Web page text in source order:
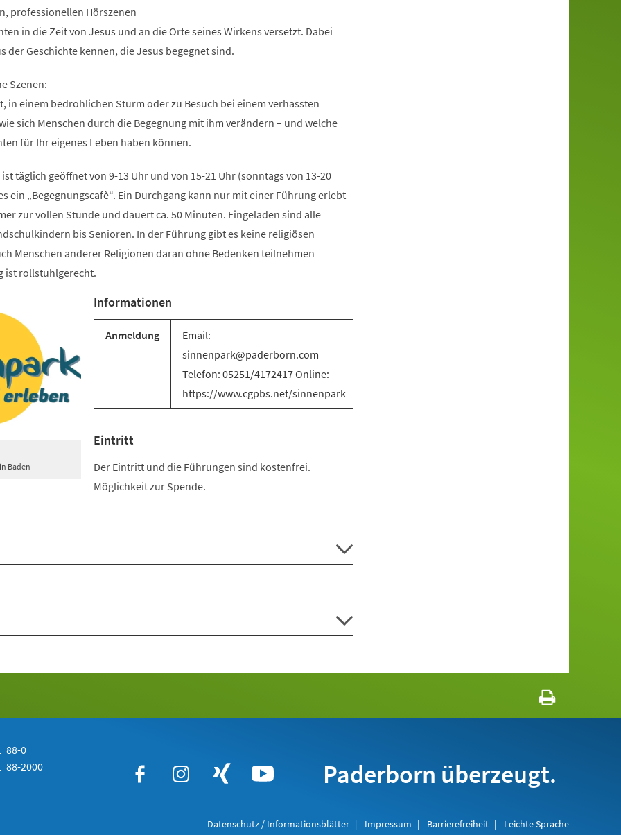
professionellen Hörszenen
in die Zeit von Jesus und an die Orte seines Wirkens versetzt. Dabei
der Geschichte kennen, die Jesus begegnet sind.
Szenen:
in einem bedrohlichen Sturm oder zu Besuch bei einem verhassten
sich Menschen durch die Begegnung mit ihm verändern – und welche
für Ihr eigenes Leben haben können.
täglich geöffnet von 9-13 Uhr und von 15-21 Uhr (sonntags von 13-20
ein „Begegnungscafè“. Ein Durchgang kann nur mit einer Führung erlebt
zur vollen Stunde und dauert ca. 50 Minuten. Eingeladen sind alle
bis Senioren. In der Führung gibt es keine religiösen
Menschen anderer Religionen daran ohne Bedenken teilnehmen
ist rollstuhlgerecht.
Baden
Informationen
Anmeldung
Email:
sinnenpark@paderborn.com
Telefon: 05251/4172417 Online:
https://www.cgpbs.net/sinnenpark
Eintritt
Der Eintritt und die Führungen sind kostenfrei.
Möglichkeit zur Spende.
88-0
88-2000 Paderborn überzeugt.
Datenschutz / Informationsblätter Impressum Barrierefreiheit Leichte Sprache